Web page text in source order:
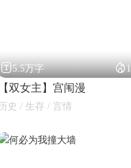
5.5万字 
【双女主】宫闱漫
历史 / 生存 / 言情